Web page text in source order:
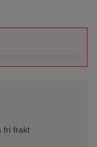
fri frakt